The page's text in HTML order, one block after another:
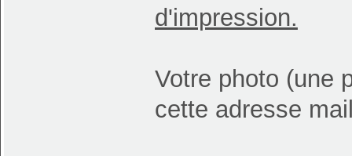
d'impression.
Votre photo (une
cette adresse